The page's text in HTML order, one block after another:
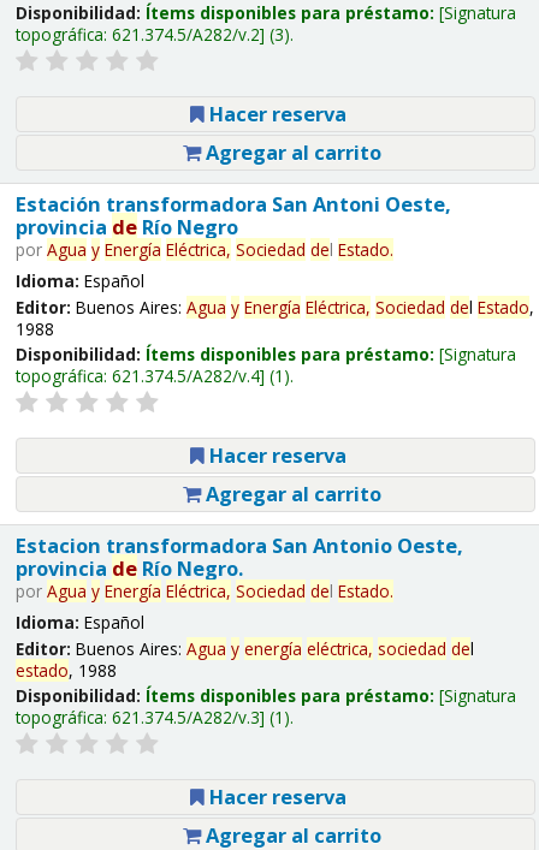
Disponibilidad: Ítems disponibles para préstamo: Signatura
topográfica: 621.374.5/A282/v.2 (3).
Hacer reserva
Agregar al carrito
Estación transformadora San Antoni Oeste,
provincia deRío Negro
por Agua y Energía Eléctrica, Sociedad del Estado.
Idioma: Español
Editor: Buenos Aires: Agua y Energía Eléctrica, Sociedad del Estado,
1988
Disponibilidad: Ítems disponibles para préstamo: Signatura
topográfica: 621.374.5/A282/v.4 (1).
Hacer reserva
Agregar al carrito
Estacion transformadora San Antonio Oeste,
provincia deRío Negro.
por Agua y Energía Eléctrica, Sociedad del Estado.
Idioma: Español
Editor: Buenos Aires: Agua y energía eléctrica, sociedad del
estado, 1988
Disponibilidad: Ítems disponibles para préstamo: Signatura
topográfica: 621.374.5/A282/v.3 (1).
Hacer reserva
Agregar al carrito